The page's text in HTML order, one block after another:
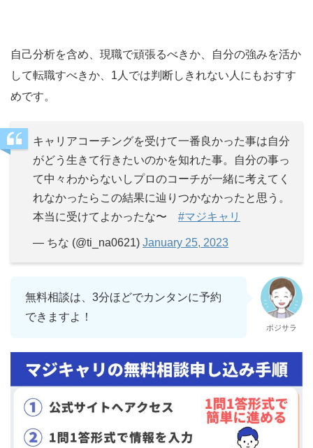
自己分析を含め、現職で頑張るべきか、自分の強みを活か
して転職すべきか、1人では判断しきれない人にもおすす
めです。
キャリアコーチングを受けて一番良かった事は自分
がどう生きて行きたいのかを知れた事。自分の事っ
て中々わからないしプロのコーチが一緒に考えてく
れなかったらこの結果に辿りつかなかったと思う。
本当に受けてよかったな〜 #マジキャリ
— ちな (@ti_na0621) January 25, 2023
無料相談は、3分ほどでカンタンに予約
できますよ！
ポジサラ